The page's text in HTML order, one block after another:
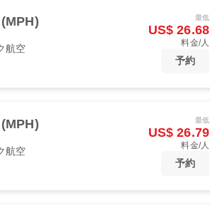
航空
最低
US$ 26.68
料金/人
予約
航空
最低
US$ 26.79
料金/人
予約